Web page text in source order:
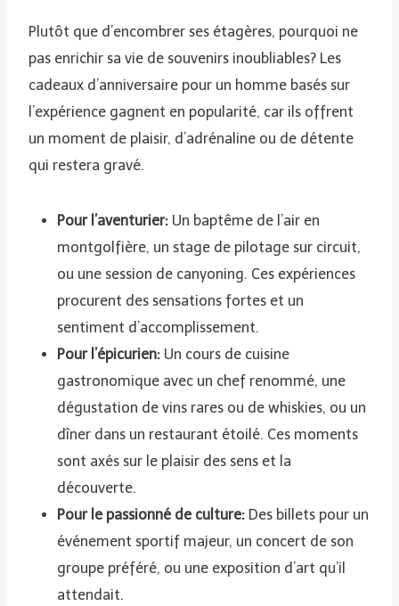
Plutôt que d’encombrer ses étagères, pourquoi ne
pas enrichir sa vie de souvenirs inoubliables? Les
cadeaux d’anniversaire pour un homme basés sur
l’expérience gagnent en popularité, car ils offrent
un moment de plaisir, d’adrénaline ou de détente
qui restera gravé.
Pour l’aventurier: Un baptême de l’air en
montgolfière, un stage de pilotage sur circuit,
ou une session de canyoning. Ces expériences
procurent des sensations fortes et un
sentiment d’accomplissement.
Pour l’épicurien: Un cours de cuisine
gastronomique avec un chef renommé, une
dégustation de vins rares ou de whiskies, ou un
dîner dans un restaurant étoilé. Ces moments
sont axés sur le plaisir des sens et la
découverte.
Pour le passionné de culture: Des billets pour un
événement sportif majeur, un concert de son
groupe préféré, ou une exposition d’art qu’il
attendait.